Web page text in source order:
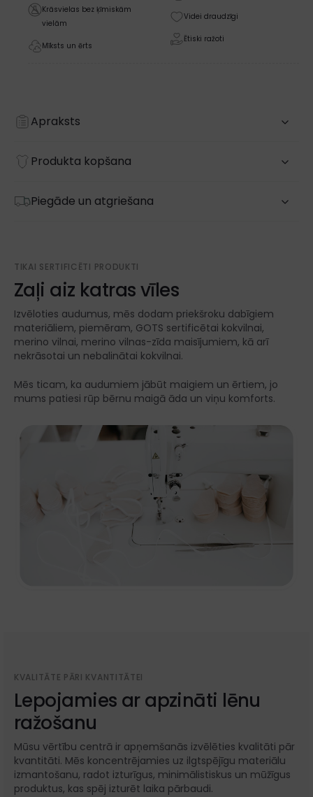
-
daudzums
Krāsvielas bez ķīmiskām
vielām
Mīksts un ērts
Videi draudzīgi
Ētiski ražoti
Apraksts
Produkta kopšana
Piegāde un atgriešana
TIKAI SERTIFICĒTI PRODUKTI
Zaļi aiz katras vīles
Izvēloties audumus, mēs dodam priekšroku dabīgiem
materiāliem, piemēram, GOTS sertificētai kokvilnai,
merino vilnai, merino vilnas-zīda maisījumiem, kā arī
nekrāsotai un nebalinātai kokvilnai.
Mēs ticam, ka audumiem jābūt maigiem un ērtiem, jo
mums patiesi rūp bērnu maigā āda un viņu komforts.
KVALITĀTE PĀRI KVANTITĀTEI
Lepojamies ar apzināti lēnu
ražošanu
Mūsu vērtību centrā ir apņemšanās izvēlēties kvalitāti pār
kvantitāti. Mēs koncentrējamies uz ilgtspējīgu materiālu
izmantošanu, radot izturīgus, minimālistiskus un mūžīgus
produktus, kas spēj izturēt laika pārbaudi.